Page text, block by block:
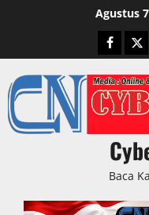
Agustus
Baca